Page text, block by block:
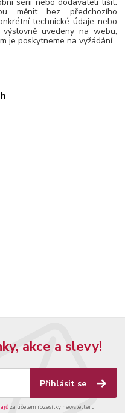
měnit bez předchozího
technické údaje nebo
uvedeny na webu,
je poskytneme na vyžádání.
akce a slevy!
Přihlásit se
za účelem rozesílky newsletteru.